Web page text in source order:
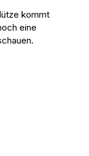
kommt
eine